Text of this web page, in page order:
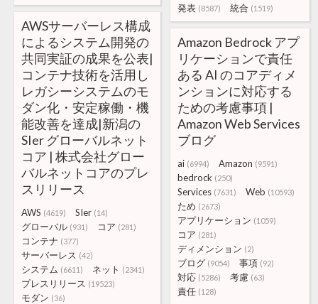
発表 (8587) 統合 (1519)
AWSサーバーレス構成
によるシステム開発の
共同実証の成果を公表|
コンテナ技術を活用し
レガシーシステムのモ
ダン化・安定稼働・機
能改善を達成|新潟の
SIer グローバルネット
コア | 株式会社グロー
バルネットコアのプレ
スリリース
AWS (4619) SIer (14)
グローバル (931) コア (281)
コンテナ (377)
サーバーレス (42)
システム (6611) ネット (2341)
プレスリリース (19523)
モダン (36)
Amazon Bedrock アプ
リケーションで責任
ある AI のコアディメ
ンションに対応する
ための考慮事項 |
Amazon Web Services
ブログ
ai (6994) Amazon (9591)
bedrock (250)
Services (7631) Web (10593)
ため (2673)
アプリケーション (1059)
コア (281)
ディメンション (2)
ブログ (9054) 事項 (92)
対応 (5286) 考慮 (63)
責任 (128)